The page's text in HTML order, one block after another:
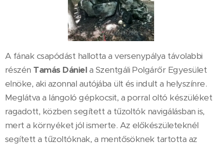
A fának csapódást hallotta a versenypálya távolabbi
részén Tamás Dániela Szentgáli Polgárőr Egyesület
elnöke, aki azonnal autójába ült és indult a helyszínre.
Meglátva a lángoló gépkocsit, a porral oltó készüléket
ragadott, közben segített a tűzoltók navigálásban is,
mert a környéket jól ismerte. Az előkészületeknél
segített a tűzoltóknak, a mentősöknek tartotta az